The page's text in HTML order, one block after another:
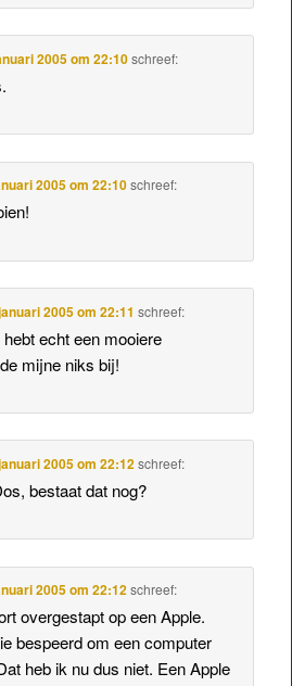
2005 om 22:10 schreef:
2005 om 22:10 schreef:
2005 om 22:11 schreef:
echt een mooiere
mijne niks bij!
2005 om 22:12 schreef:
bestaat dat nog?
2005 om 22:12 schreef:
overgestapt op een Apple.
bespeerd om een computer
heb ik nu dus niet. Een Apple